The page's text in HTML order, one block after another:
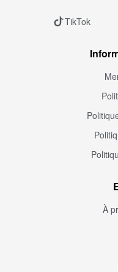
TikTok
À